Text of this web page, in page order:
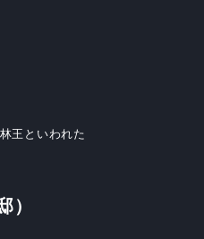
王といわれた
）